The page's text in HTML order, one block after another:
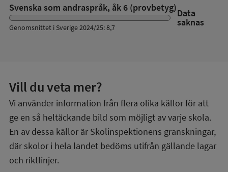
Svenska som andraspråk, åk 6 (provbetyg)Data
saknas
Genomsnittet i Sverige 2024/25: 8,7
Vill du veta mer?
Vi använder information från flera olika källor för att
ge en så heltäckande bild som möjligt av varje skola.
En av dessa källor är Skolinspektionens granskningar,
där skolor i hela landet bedöms utifrån gällande lagar
och riktlinjer.